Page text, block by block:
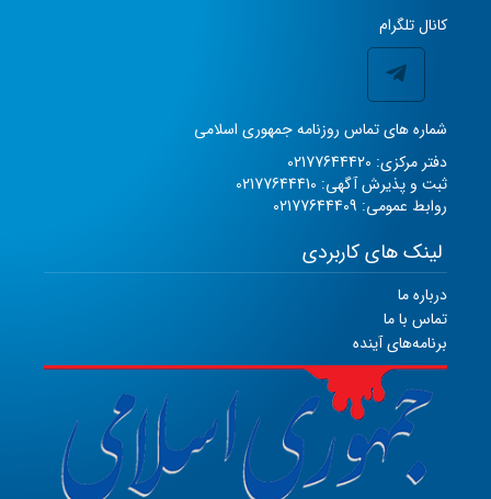
کانال تلگرام
شماره های تماس روزنامه جمهوری اسلامی
دفتر مرکزی: 02177644420
ثبت و پذیرش آگهی: 02177644410
روابط عمومی: 02177644409
لینک های کاربردی
درباره ما
تماس با ما
برنامه‌های آینده